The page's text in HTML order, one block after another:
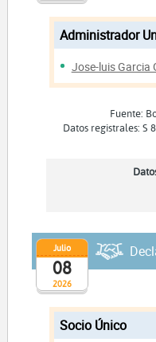
Administrador
Jose-luis Garcia
Fuente:
Datos registrales: S
2026
Julio
08
Socio Único